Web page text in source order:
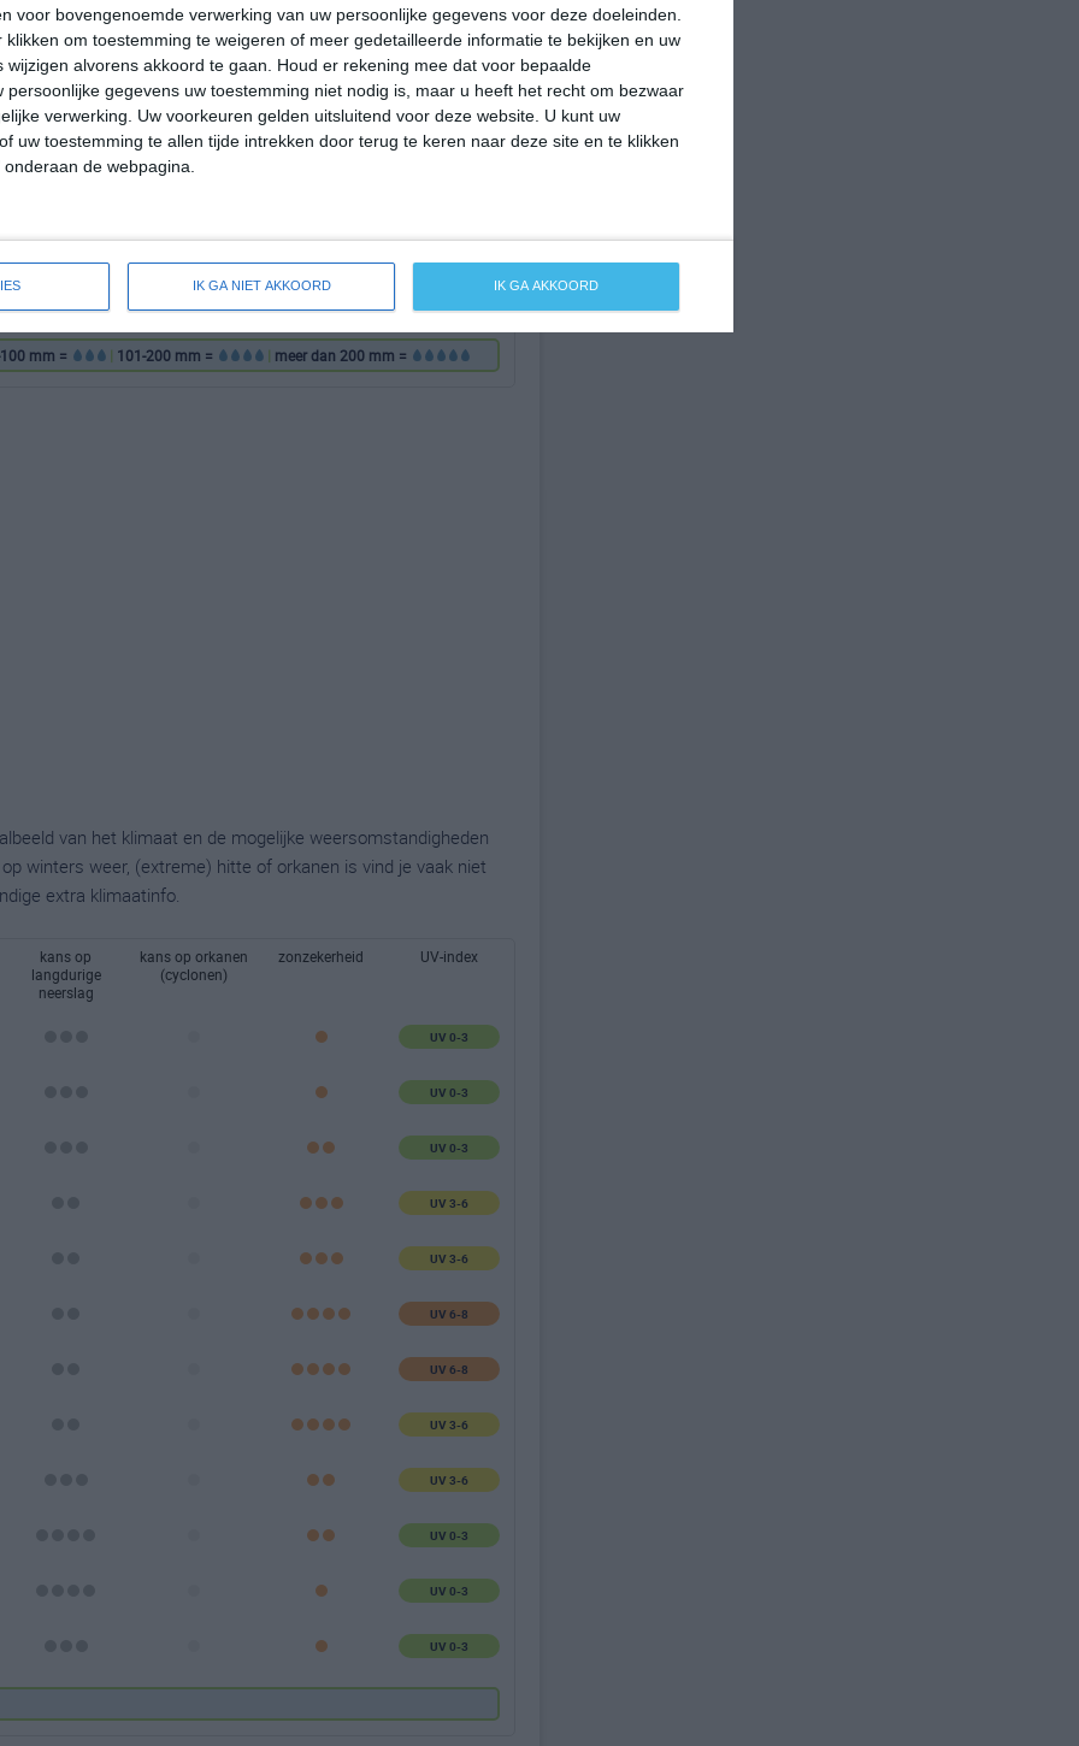
voor bovengenoemde verwerking van uw persoonlijke gegevens voor deze doeleinden.
klikken om toestemming te weigeren of meer gedetailleerde informatie te bekijken en uw
alvorens akkoord te gaan.
Houd er rekening mee dat voor bepaalde
persoonlijke gegevens uw toestemming niet nodig is, maar u heeft het recht om bezwaar
verwerking. Uw voorkeuren gelden uitsluitend voor deze website. U kunt uw
uw toestemming te allen tijde intrekken door terug te keren naar deze site en te klikken
de webpagina.
IK GA NIET AKKOORD IK GA AKKOORD
7 16
7 16
6 17
2 20
19
mm = | 101-200 mm = | meer dan 200 mm =
van het klimaat en de mogelijke weersomstandigheden
winters weer, (extreme) hitte of orkanen is vind je vaak niet
extra klimaatinfo.
kans op
langdurige
neerslag
kans op orkanen
(cyclonen)
zonzekerheid UV-index
UV 0-3
UV 0-3
UV 0-3
UV 3-6
UV 3-6
UV 6-8
UV 6-8
UV 3-6
UV 3-6
UV 0-3
UV 0-3
UV 0-3